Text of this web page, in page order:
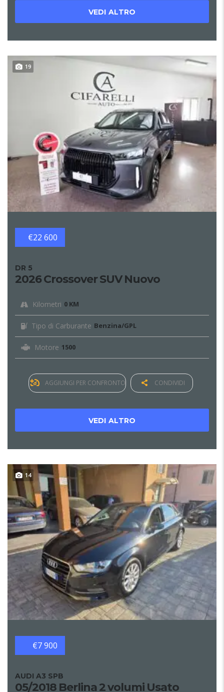
VEDI ALTRO
19
€22 600
DR 5
2026 Crossover SUV Nuovo
Kilometri 0 KM
Tipo di Carburante Benzina/GPL
Motore 1500
AGGIUNGI PER CONFRONTO CONDIVIDI
VEDI ALTRO
14
€7 900
AUDI A3 SPB
05/2018 Berlina 2 volumi Usato